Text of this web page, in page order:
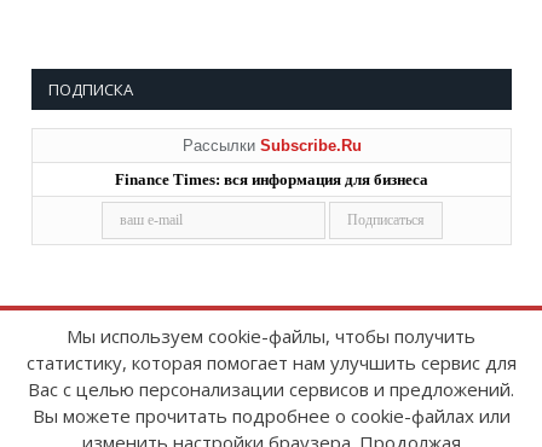
ПОДПИСКА
Рассылки Subscribe.Ru
Finance Times: вся информация для бизнеса
Copyright © 2008-2026FinanceTimes
Зарегистрировано в Роскомнадзоре
Свидетельство о регистрации СМИ:
Мы используем cookie-файлы, чтобы получить
статистику, которая помогает нам улучшить сервис для
Вас с целью персонализации сервисов и предложений.
Вы можете прочитать подробнее о cookie-файлах или
изменить настройки браузера. Продолжая